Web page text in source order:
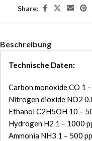
Share:
Beschreibung
Technische Daten:
Carbon monoxide CO 1
Nitrogen dioxide NO2
Ethanol C2H5OH 10 –
Hydrogen H2 1 – 1000
Ammonia NH3 1 – 500